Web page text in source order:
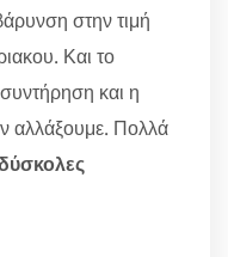
στην τιμή
Και το
και η
αλλάξουμε. Πολλά